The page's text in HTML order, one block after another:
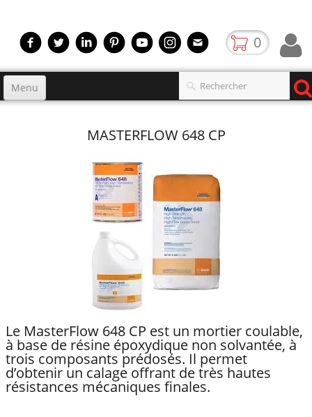
0
Menu
MASTERFLOW 648 CP
Le MasterFlow 648 CP est un mortier coulable,
à base de résine époxydique non solvantée, à
trois composants prédosés. Il permet
d’obtenir un calage offrant de très hautes
résistances mécaniques finales.